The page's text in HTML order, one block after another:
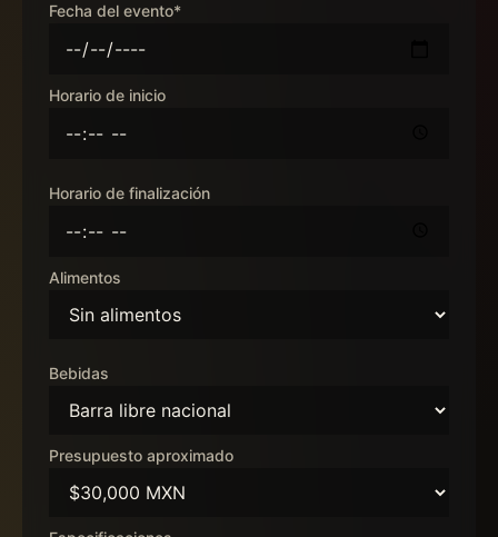
Fecha del evento*
Horario de inicio
Horario de finalización
Alimentos
Bebidas
Presupuesto aproximado